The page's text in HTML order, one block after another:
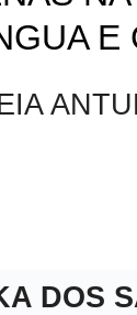
E
DOS